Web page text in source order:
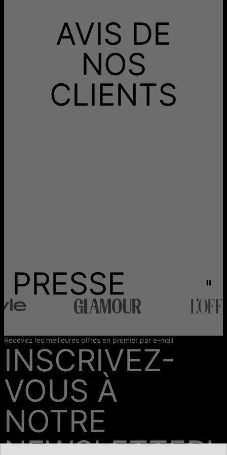
Livraison Gratuite
dim. 23 août - lun. 24
août
Recevez-le avant
août
Les délais mentionnés comprennent le temps de
production.
AVIS DE
NOS
CLIENTS
PRESSE
Recevez les meilleures offres en premier par e-mail
INSCRIVEZ-
VOUS À
NOTRE